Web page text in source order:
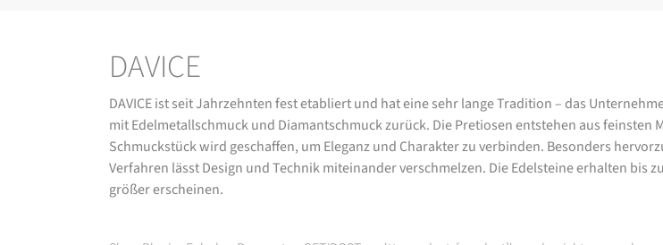
DAVICE
DAVICE ist seit Jahrzehnten fest etabliert und hat eine sehr lange Tradition – das
mit Edelmetallschmuck und Diamantschmuck zurück. Die Pretiosen entstehen aus
Schmuckstück wird geschaffen, um Eleganz und Charakter zu verbinden. Besonders
Verfahren lässt Design und Technik miteinander verschmelzen. Die Edelsteine erhalten bis
größer erscheinen.